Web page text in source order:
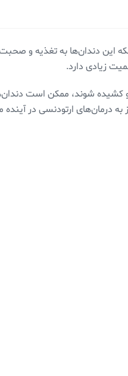
این دندان‌ها به تغذیه و
زیادی دارد.
و کشیده شوند، ممکن است
به درمان‌های ارتودنسی در